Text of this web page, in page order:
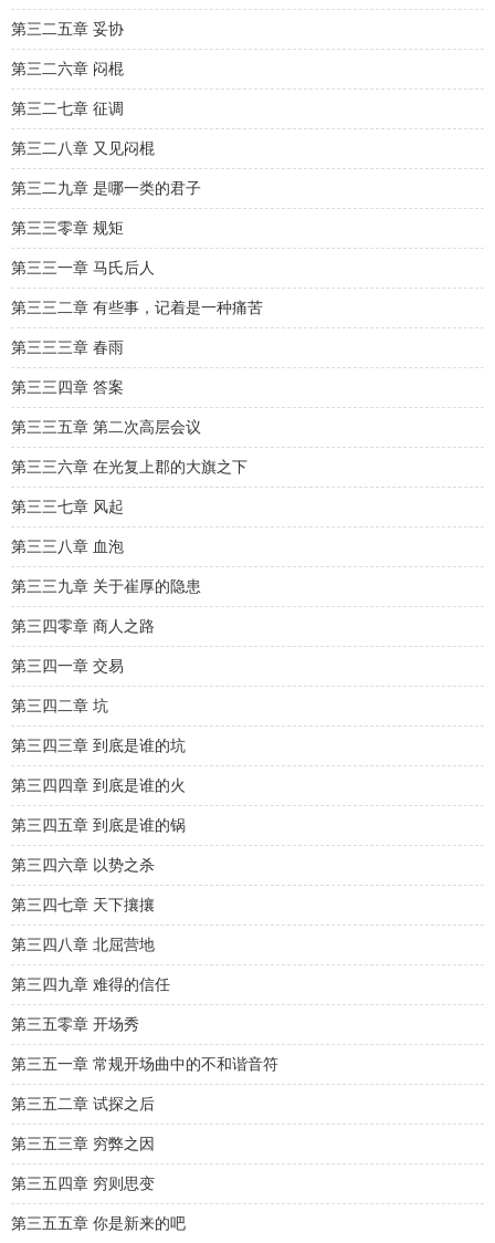
第三二五章 妥协
第三二六章 闷棍
第三二七章 征调
第三二八章 又见闷棍
第三二九章 是哪一类的君子
第三三零章 规矩
第三三一章 马氏后人
第三三二章 有些事，记着是一种痛苦
第三三三章 春雨
第三三四章 答案
第三三五章 第二次高层会议
第三三六章 在光复上郡的大旗之下
第三三七章 风起
第三三八章 血泡
第三三九章 关于崔厚的隐患
第三四零章 商人之路
第三四一章 交易
第三四二章 坑
第三四三章 到底是谁的坑
第三四四章 到底是谁的火
第三四五章 到底是谁的锅
第三四六章 以势之杀
第三四七章 天下攘攘
第三四八章 北屈营地
第三四九章 难得的信任
第三五零章 开场秀
第三五一章 常规开场曲中的不和谐音符
第三五二章 试探之后
第三五三章 穷弊之因
第三五四章 穷则思变
第三五五章 你是新来的吧